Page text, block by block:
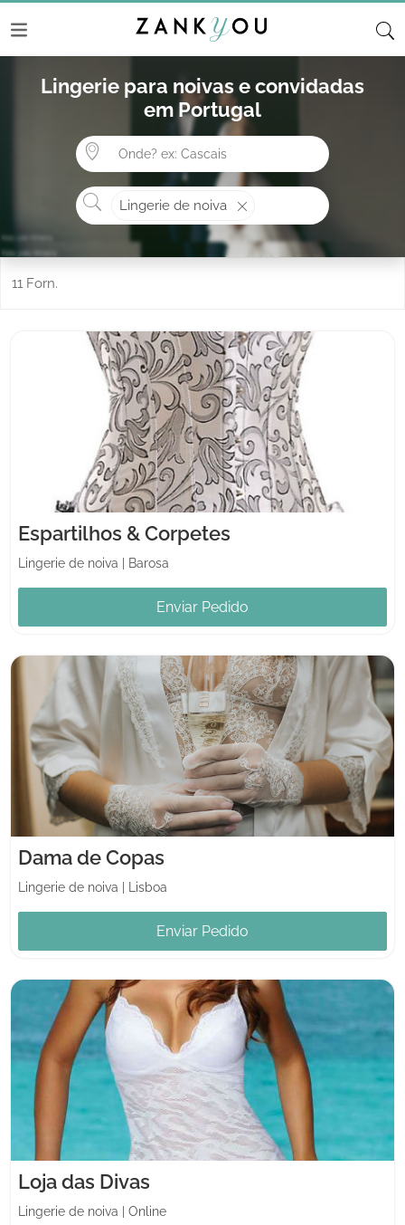
Lingerie para noivas e convidadas
em Portugal
Onde? ex: Cascais
O que procura?
Lingerie de noiva
11 Forn.
Espartilhos & Corpetes
Lingerie de noiva Barosa
Enviar Pedido
Dama de Copas
Lingerie de noiva Lisboa
Enviar Pedido
Loja das Divas
Lingerie de noiva Online